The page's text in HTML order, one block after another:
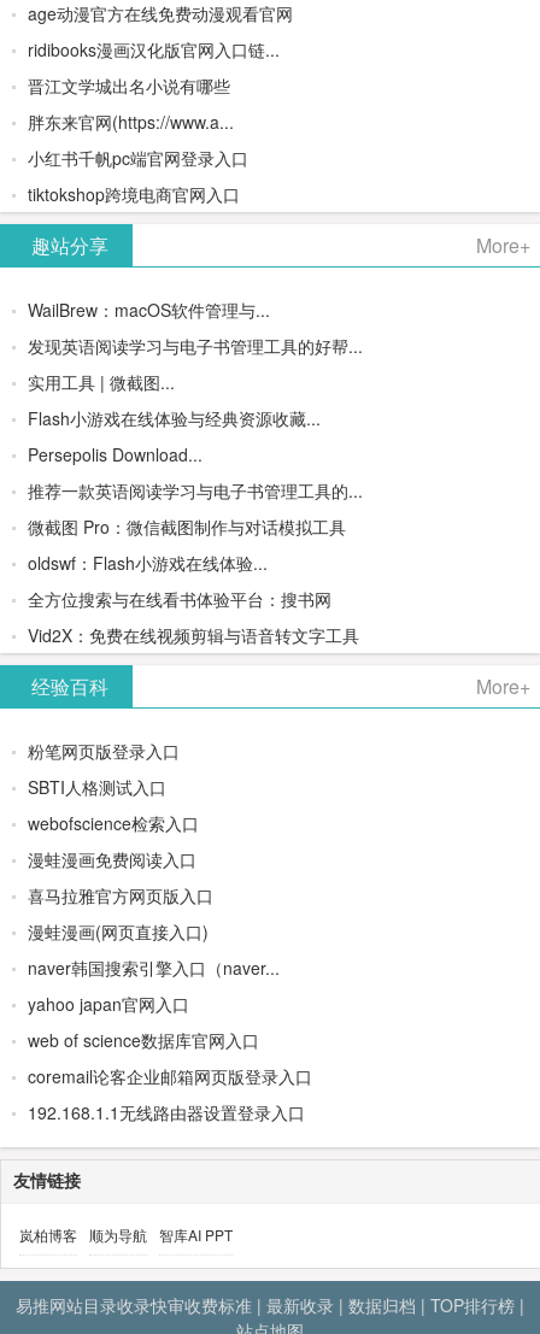
1.5-pro与
age动漫官方在线免费动漫观看官网
ridibooks漫画汉化版官网入口链...
晋江文学城出名小说有哪些
胖东来官网(https://www.a...
小红书千帆pc端官网登录入口
tiktokshop跨境电商官网入口
趣站分享 More+
WailBrew：macOS软件管理与...
发现英语阅读学习与电子书管理工具的好帮...
实用工具 | 微截图...
Flash小游戏在线体验与经典资源收藏...
Persepolis Download...
推荐一款英语阅读学习与电子书管理工具的...
微截图 Pro：微信截图制作与对话模拟工具
oldswf：Flash小游戏在线体验...
全方位搜索与在线看书体验平台：搜书网
Vid2X：免费在线视频剪辑与语音转文字工具
经验百科 More+
粉笔网页版登录入口
SBTI人格测试入口
webofscience检索入口
漫蛙漫画免费阅读入口
喜马拉雅官方网页版入口
漫蛙漫画(网页直接入口)
naver韩国搜索引擎入口（naver...
yahoo japan官网入口
web of science数据库官网入口
coremail论客企业邮箱网页版登录入口
192.168.1.1无线路由器设置登录入口
友情链接
岚柏博客 顺为导航 智库AI PPT
易推网站目录收录快审收费标准 | 最新收录 | 数据归档 | TOP排行榜 |